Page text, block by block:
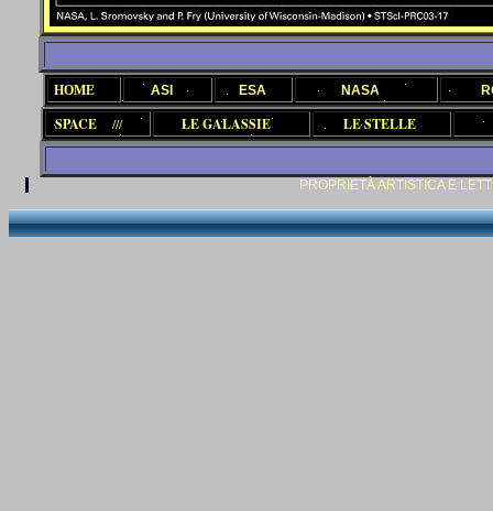
HOME ASI ESA NASA
SPACE /// LE GALASSIE LE STELLE
PROPRIETÀ ARTISTICA E LETTERARIA